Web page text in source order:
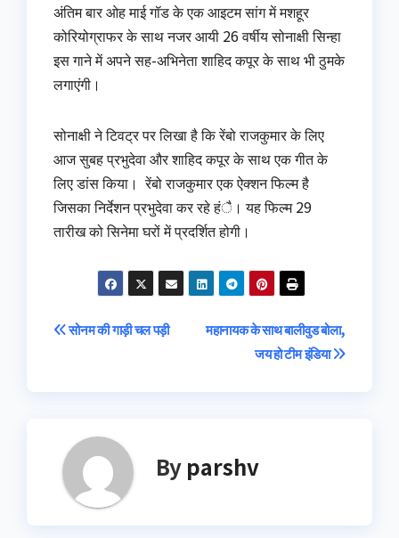
अंतिम बार ओह माई गॉड के एक आइटम सांग में मशहूर
कोरियोग्राफर के साथ नजर आयी 26 वर्षीय सोनाक्षी सिन्हा
इस गाने में अपने सह-अभिनेता शाहिद कपूर के साथ भी ठुमके
लगाएंगी।
सोनाक्षी ने टिवट्र पर लिखा है कि रेंबो राजकुमार के लिए
आज सुबह प्रभुदेवा और शाहिद कपूर के साथ एक गीत के
लिए डांस किया। रेंबो राजकुमार एक ऐक्शन फिल्म है
जिसका निर्देशन प्रभुदेवा कर रहे हंै। यह फिल्म 29
तारीख को सिनेमा घरों में प्रदर्शित होगी।
Post
महानायक के साथ बालीवुड बोला,
जय हो टीम इंडिया
सोनम की गाड़ी चल पड़ी
By parshv